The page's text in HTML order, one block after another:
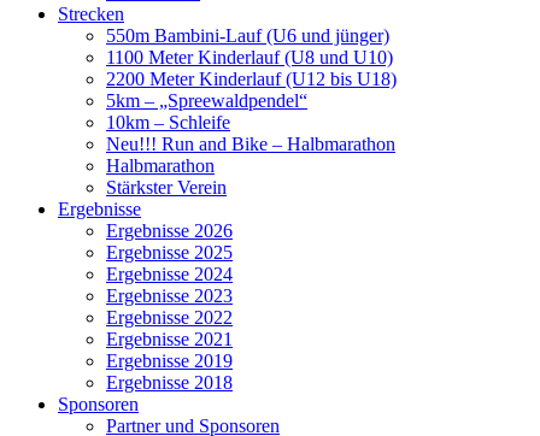
Strecken
550m Bambini-Lauf (U6 und jünger)
1100 Meter Kinderlauf (U8 und U10)
2200 Meter Kinderlauf (U12 bis U18)
5km – „Spreewaldpendel“
10km – Schleife
Neu!!! Run and Bike – Halbmarathon
Halbmarathon
Stärkster Verein
Ergebnisse
Ergebnisse 2026
Ergebnisse 2025
Ergebnisse 2024
Ergebnisse 2023
Ergebnisse 2022
Ergebnisse 2021
Ergebnisse 2019
Ergebnisse 2018
Sponsoren
Partner und Sponsoren